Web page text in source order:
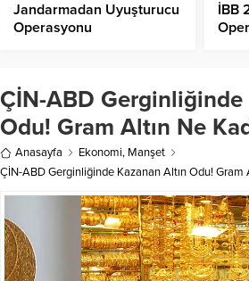
Jandarmadan Uyuşturucu
Operasyonu
İBB
ÇİN-ABD Gerginliğinde
Odu! Gram Altın Ne
Anasayfa Ekonomi, Manşet
ÇİN-ABD Gerginliğinde Kazanan Altın Odu! Gram